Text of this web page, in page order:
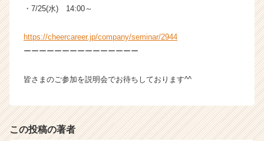
・7/25(水) 14:00～
https://cheercareer.jp/company/seminar/2944
ーーーーーーーーーーーーーーー
皆さまのご参加を説明会でお待ちしております^^
この投稿の著者